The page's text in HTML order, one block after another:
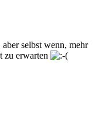
selbst wenn, mehr
zu erwarten